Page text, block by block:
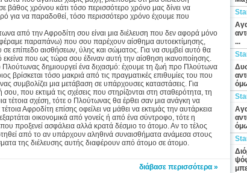
βάθος χρόνου κάτι τόσο περισσότερο χρόνο μας δίνει να
για να παραδοθεί, τόσο περισσότερο χρόνο έχουμε που
από την Αφροδίτη σου είναι μια διέλευση που δεν αφορά μόνο
παραπάνω) που σου παρέχουν αίσθημα αυτοεκτίμησης,
σε επίπεδο αισθήσεων, ύλης και σώματος. Για να συμβεί αυτό θα
που ως τώρα σου έδιναν αυτή την αίσθηση ικανοποίησης.
Πλούτωνας δημιουργεί ένα διχασμό: έχουμε τη ζωή προ Πλούτωνα
βρίσκεται τόσο μακριά από τις πραγματικές επιθυμίες του που
συμβολίζει μια μετάβαση σε υπάρχουσες καταστάσεις. Για
που εκτιμά τις σχέσεις που στηρίζονται στη σταθερότητα, τη
τέτοια σχέση, τότε ο Πλούτωνας θα έρθει σαν μια ανάγκη να
Αφροδίτη επίσης οφείλει να μάθει να εκτιμάς την αυτάρκεια
οικονομικά από γονείς ή από ένα σύντροφο, τότε η
προξενεί ασφάλεια αλλά κρατά δέσμιο το άτομο. Αν το τέλος
από το αν υπάρχουν αληθινά συναισθήματα ανάμεσα στους
της διέλευσης αυτής διαφέρουν από άτομο σε άτομο.
διάβασε περισσότερα »
...